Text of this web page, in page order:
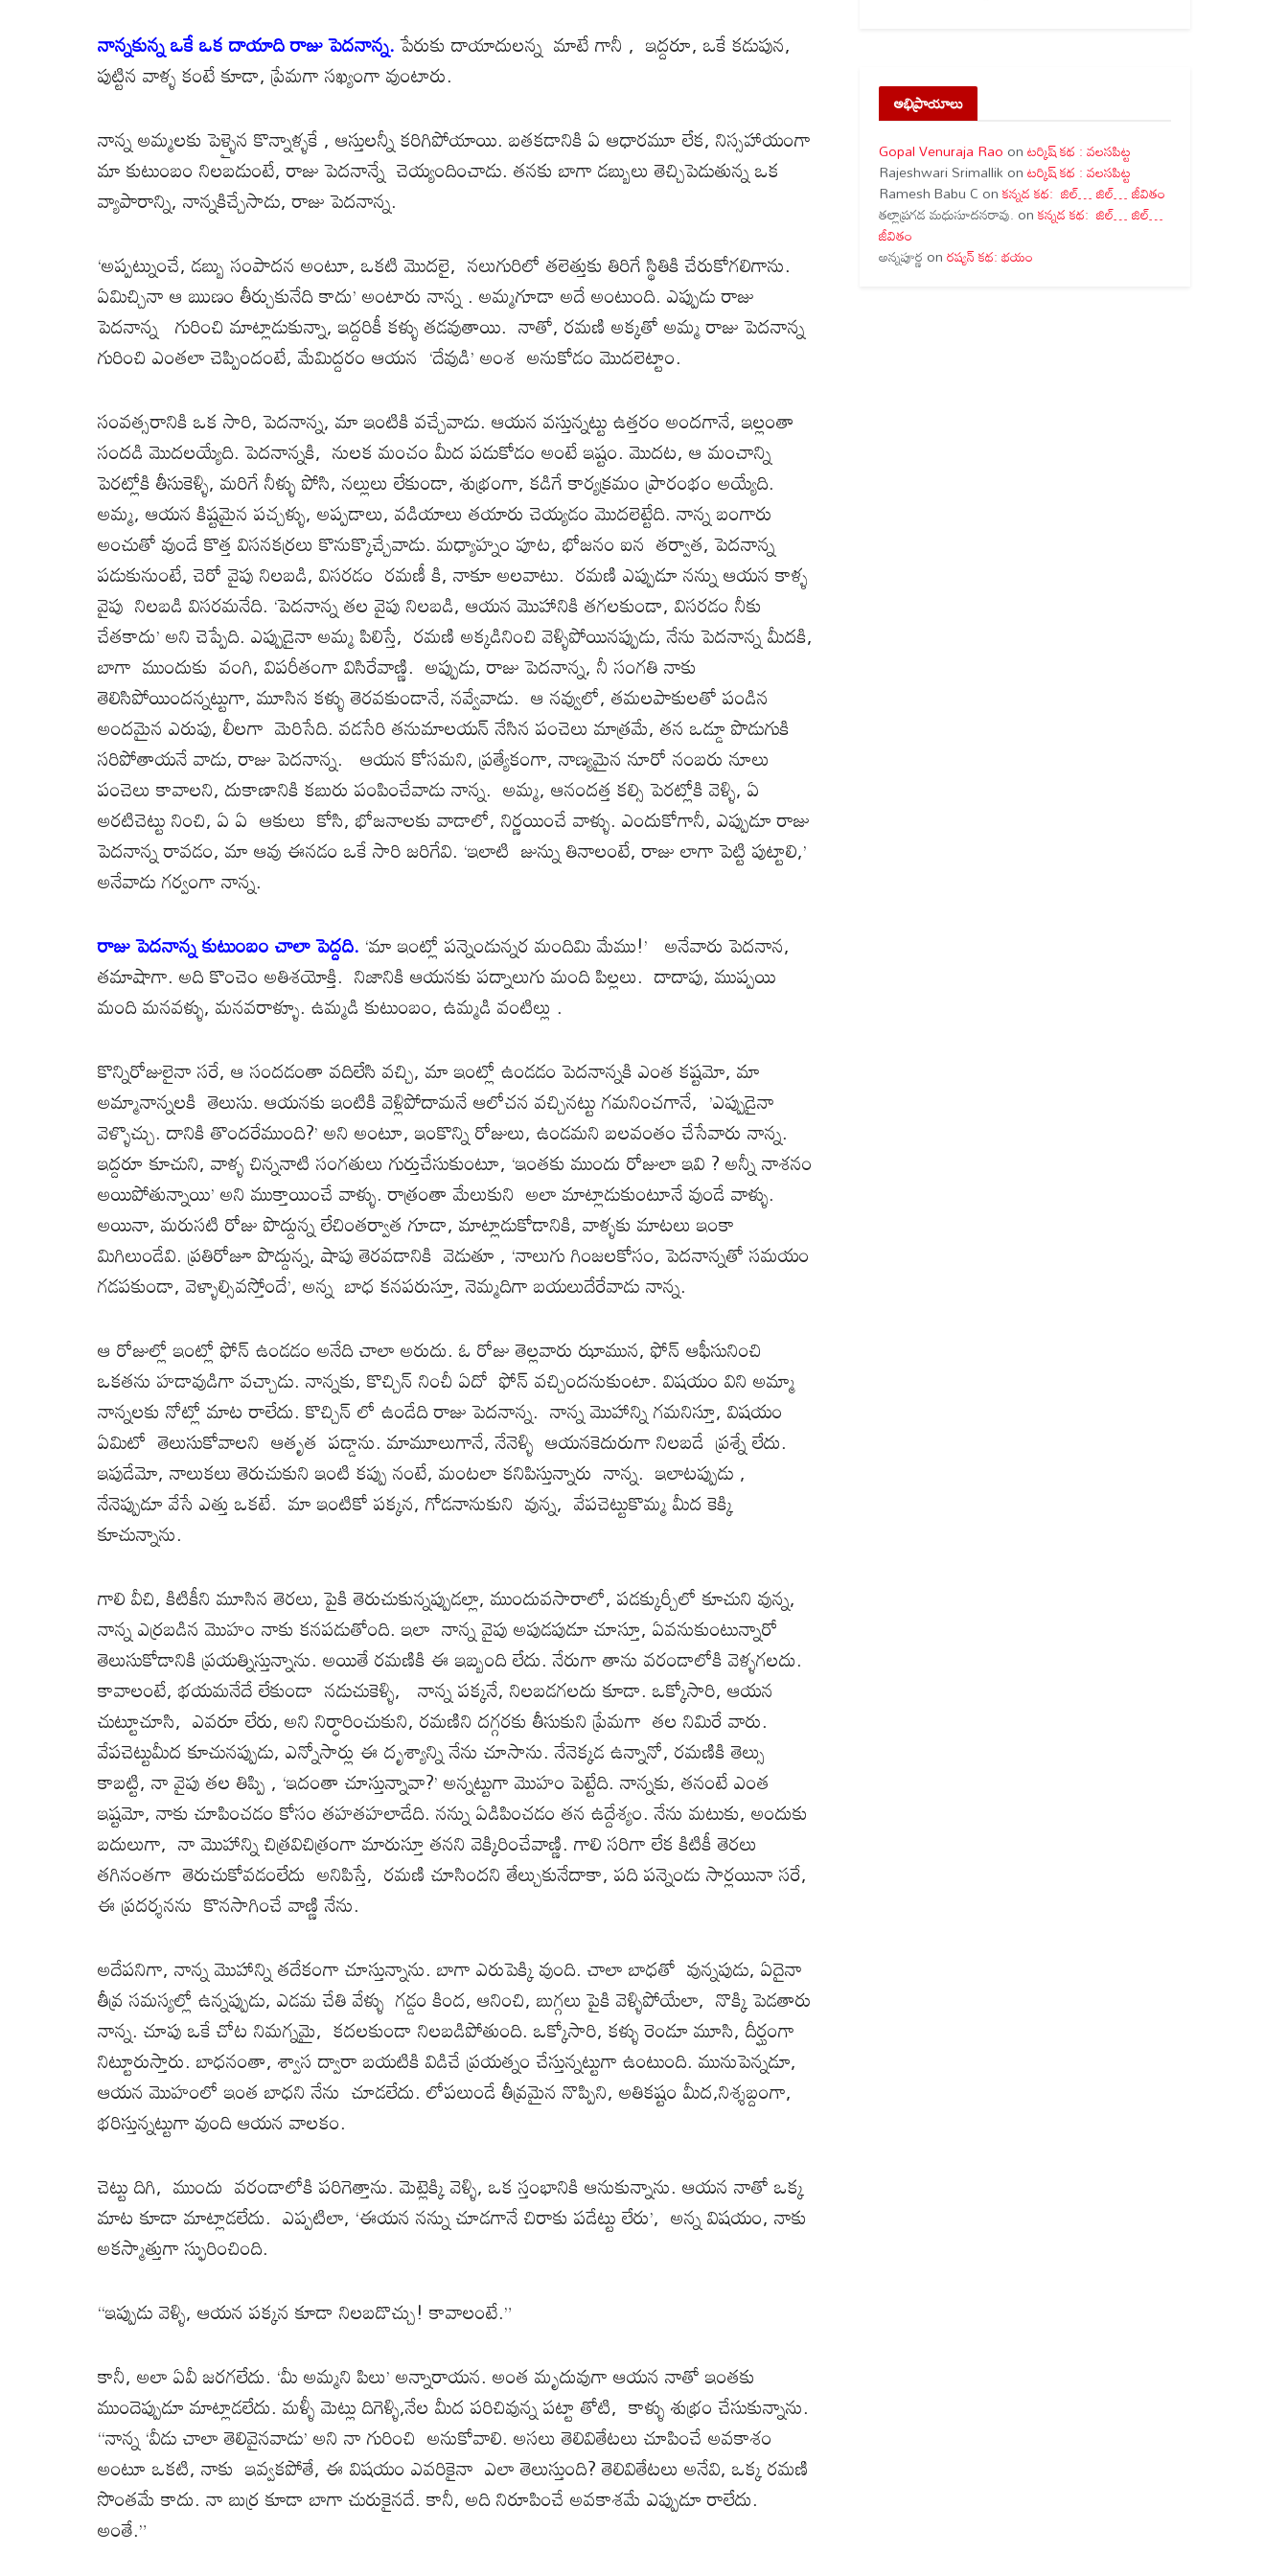
k p
నాన్నకున్న ఒకే ఒక దాయాది రాజు పెదనాన్న.పేరుకు దాయాదులన్న మాటే గానీ , ఇద్దరూ, ఒకే కడుపున,
పుట్టిన వాళ్ళ కంటే కూడా, ప్రేమగా సఖ్యంగా వుంటారు.
నాన్న అమ్మలకు పెళ్ళైన కొన్నాళ్ళకే , ఆస్తులన్నీ కరిగిపోయాయి. బతకడానికి ఏ ఆధారమూ లేక, నిస్సహాయంగా
మా కుటుంబం నిలబడుంటే, రాజు పెదనాన్నే చెయ్యందించాడు. తనకు బాగా డబ్బులు తెచ్చిపెడుతున్న ఒక
వ్యాపారాన్ని, నాన్నకిచ్చేసాడు, రాజు పెదనాన్న.
‘అప్పట్నుంచే, డబ్బు సంపాదన అంటూ, ఒకటి మొదలై, నలుగురిలో తలెత్తుకు తిరిగే స్థితికి చేరుకోగలిగాను.
ఏమిచ్చినా ఆ ఋణం తీర్చుకునేది కాదు’ అంటారు నాన్న . అమ్మగూడా అదే అంటుంది. ఎప్పుడు రాజు
పెదనాన్న గురించి మాట్లాడుకున్నా, ఇద్దరికీ కళ్ళు తడవుతాయి. నాతో, రమణి అక్కతో అమ్మ రాజు పెదనాన్న
గురించి ఎంతలా చెప్పిందంటే, మేమిద్దరం ఆయన ‘దేవుడి’ అంశ అనుకోడం మొదలెట్టాం.
సంవత్సరానికి ఒక సారి, పెదనాన్న, మా ఇంటికి వచ్చేవాడు. ఆయన వస్తున్నట్టు ఉత్తరం అందగానే, ఇల్లంతా
సందడి మొదలయ్యేది. పెదనాన్నకి, నులక మంచం మీద పడుకోడం అంటే ఇష్టం. మొదట, ఆ మంచాన్ని
పెరట్లోకి తీసుకెళ్ళి, మరిగే నీళ్ళు పోసి, నల్లులు లేకుండా, శుభ్రంగా, కడిగే కార్యక్రమం ప్రారంభం అయ్యేది.
అమ్మ, ఆయన కిష్టమైన పచ్చళ్ళు, అప్పడాలు, వడియాలు తయారు చెయ్యడం మొదలెట్టేది. నాన్న బంగారు
అంచుతో వుండే కొత్త విసనకర్రలు కొనుక్కొచ్చేవాడు. మధ్యాహ్నం పూట, భోజనం ఐన తర్వాత, పెదనాన్న
పడుకునుంటే, చెరో వైపు నిలబడి, విసరడం రమణీ కి, నాకూ అలవాటు. రమణి ఎప్పుడూ నన్ను ఆయన కాళ్ళ
వైపు నిలబడి విసరమనేది. ‘పెదనాన్న తల వైపు నిలబడి, ఆయన మొహానికి తగలకుండా, విసరడం నీకు
చేతకాదు’ అని చెప్పేది. ఎప్పుడైనా అమ్మ పిలిస్తే, రమణి అక్కడినించి వెళ్ళిపోయినప్పుడు, నేను పెదనాన్న మీదకి,
బాగా ముందుకు వంగి, విపరీతంగా విసిరేవాణ్ణి. అప్పుడు, రాజు పెదనాన్న, నీ సంగతి నాకు
తెలిసిపోయిందన్నట్టుగా, మూసిన కళ్ళు తెరవకుండానే, నవ్వేవాడు. ఆ నవ్వులో, తమలపాకులతో పండిన
అందమైన ఎరుపు, లీలగా మెరిసేది. వడసేరి తనుమాలయన్ నేసిన పంచెలు మాత్రమే, తన ఒడ్డూ పొడుగుకి
సరిపోతాయనే వాడు, రాజు పెదనాన్న. ఆయన కోసమని, ప్రత్యేకంగా, నాణ్యమైన నూరో నంబరు నూలు
పంచెలు కావాలని, దుకాణానికి కబురు పంపించేవాడు నాన్న. అమ్మ, ఆనందత్త కల్సి పెరట్లోకి వెళ్ళి, ఏ
అరటిచెట్టు నించి, ఏ ఏ ఆకులు కోసి, భోజనాలకు వాడాలో, నిర్ణయించే వాళ్ళు. ఎందుకోగానీ, ఎప్పుడూ రాజు
పెదనాన్న రావడం, మా ఆవు ఈనడం ఒకే సారి జరిగేవి. ‘ఇలాటి జున్ను తినాలంటే, రాజు లాగా పెట్టి పుట్టాలి,’
అనేవాడు గర్వంగా నాన్న.
రాజు పెదనాన్న కుటుంబం చాలా పెద్దది. ‘మా ఇంట్లో పన్నెండున్నర మందిమి మేము!’ అనేవారు పెదనాన,
తమాషాగా. అది కొంచెం అతిశయోక్తి. నిజానికి ఆయనకు పద్నాలుగు మంది పిల్లలు. దాదాపు, ముప్పయి
మంది మనవళ్ళు, మనవరాళ్ళూ. ఉమ్మడి కుటుంబం, ఉమ్మడి వంటిల్లు .
కొన్నిరోజులైనా సరే, ఆ సందడంతా వదిలేసి వచ్చి, మా ఇంట్లో ఉండడం పెదనాన్నకి ఎంత కష్టమో, మా
అమ్మానాన్నలకి తెలుసు. ఆయనకు ఇంటికి వెళ్లిపోదామనే ఆలోచన వచ్చినట్టు గమనించగానే, ’ఎప్పుడైనా
వెళ్ళొచ్చు. దానికి తొందరేముంది?’ అని అంటూ, ఇంకొన్ని రోజులు, ఉండమని బలవంతం చేసేవారు నాన్న.
ఇద్దరూ కూచుని, వాళ్ళ చిన్ననాటి సంగతులు గుర్తుచేసుకుంటూ, ‘ఇంతకు ముందు రోజులా ఇవి ? అన్నీ నాశనం
అయిపోతున్నాయి’ అని ముక్తాయించే వాళ్ళు. రాత్రంతా మేలుకుని అలా మాట్లాడుకుంటూనే వుండే వాళ్ళు.
అయినా, మరుసటి రోజు పొద్దున్న లేచింతర్వాత గూడా, మాట్లాడుకోడానికి, వాళ్ళకు మాటలు ఇంకా
మిగిలుండేవి. ప్రతిరోజూ పొద్దున్న, షాపు తెరవడానికి వెడుతూ , ‘నాలుగు గింజలకోసం, పెదనాన్నతో సమయం
గడపకుండా, వెళ్ళాల్సివస్తోందే’, అన్న బాధ కనపరుస్తూ, నెమ్మదిగా బయలుదేరేవాడు నాన్న.
ఆ రోజుల్లో ఇంట్లో ఫోన్ ఉండడం అనేది చాలా అరుదు. ఓ రోజు తెల్లవారు ఝామున, ఫోన్ ఆఫీసునించి
ఒకతను హడావుడిగా వచ్చాడు. నాన్నకు, కొచ్చిన్ నించీ ఏదో ఫోన్ వచ్చిందనుకుంటా. విషయం విని అమ్మా
నాన్నలకు నోట్లో మాట రాలేదు. కొచ్చిన్ లో ఉండేది రాజు పెదనాన్న. నాన్న మొహాన్ని గమనిస్తూ, విషయం
ఏమిటో తెలుసుకోవాలని ఆతృత పడ్డాను. మామూలుగానే, నేనెళ్ళి ఆయనకెదురుగా నిలబడే ప్రశ్నే లేదు.
ఇపుడేమో, నాలుకలు తెరుచుకుని ఇంటి కప్పు నంటే, మంటలా కనిపిస్తున్నారు నాన్న. ఇలాటప్పుడు ,
నేనెప్పుడూ వేసే ఎత్తు ఒకటే. మా ఇంటికో పక్కన, గోడనానుకుని వున్న, వేపచెట్టుకొమ్మ మీద కెక్కి
కూచున్నాను.
గాలి వీచి, కిటికీని మూసిన తెరలు, పైకి తెరుచుకున్నప్పుడల్లా, ముందువసారాలో, పడక్కుర్చీలో కూచుని వున్న,
నాన్న ఎర్రబడిన మొహం నాకు కనపడుతోంది. ఇలా నాన్న వైపు అపుడపుడూ చూస్తూ, ఏవనుకుంటున్నారో
తెలుసుకోడానికి ప్రయత్నిస్తున్నాను. అయితే రమణికి ఈ ఇబ్బంది లేదు. నేరుగా తాను వరండాలోకి వెళ్ళగలదు.
కావాలంటే, భయమనేదే లేకుండా నడుచుకెళ్ళి, నాన్న పక్కనే, నిలబడగలదు కూడా. ఒక్కోసారి, ఆయన
చుట్టూచూసి, ఎవరూ లేరు, అని నిర్ధారించుకుని, రమణిని దగ్గరకు తీసుకుని ప్రేమగా తల నిమిరే వారు.
వేపచెట్టుమీద కూచునప్పుడు, ఎన్నోసార్లు ఈ దృశ్యాన్ని నేను చూసాను. నేనెక్కడ ఉన్నానో, రమణికి తెల్సు
కాబట్టి, నా వైపు తల తిప్పి , ‘ఇదంతా చూస్తున్నావా?’ అన్నట్టుగా మొహం పెట్టేది. నాన్నకు, తనంటే ఎంత
ఇష్టమో, నాకు చూపించడం కోసం తహతహలాడేది. నన్ను ఏడిపించడం తన ఉద్దేశ్యం. నేను మటుకు, అందుకు
బదులుగా, నా మొహాన్ని చిత్రవిచిత్రంగా మారుస్తూ తనని వెక్కిరించేవాణ్ణి. గాలి సరిగా లేక కిటికీ తెరలు
తగినంతగా తెరుచుకోవడంలేదు అనిపిస్తే, రమణి చూసిందని తేల్చుకునేదాకా, పది పన్నెండు సార్లయినా సరే,
ఈ ప్రదర్శనను కొనసాగించే వాణ్ణి నేను.
అదేపనిగా, నాన్న మొహాన్ని తదేకంగా చూస్తున్నాను. బాగా ఎరుపెక్కి వుంది. చాలా బాధతో వున్నపుడు, ఏదైనా
తీవ్ర సమస్యల్లో ఉన్నప్పుడు, ఎడమ చేతి వేళ్ళు గడ్డం కింద, ఆనించి, బుగ్గలు పైకి వెళ్ళిపోయేలా, నొక్కి పెడతారు
నాన్న. చూపు ఒకే చోట నిమగ్నమై, కదలకుండా నిలబడిపోతుంది. ఒక్కోసారి, కళ్ళు రెండూ మూసి, దీర్ఘంగా
నిట్టూరుస్తారు. బాధనంతా, శ్వాస ద్వారా బయటికి విడిచే ప్రయత్నం చేస్తున్నట్టుగా ఉంటుంది. మునుపెన్నడూ,
ఆయన మొహంలో ఇంత బాధని నేను చూడలేదు. లోపలుండే తీవ్రమైన నొప్పిని, అతికష్టం మీద,నిశ్శబ్దంగా,
భరిస్తున్నట్టుగా వుంది ఆయన వాలకం.
చెట్టు దిగి, ముందు వరండాలోకి పరిగెత్తాను. మెట్లెక్కి వెళ్ళి, ఒక స్తంభానికి ఆనుకున్నాను. ఆయన నాతో ఒక్క
మాట కూడా మాట్లాడలేదు. ఎప్పటిలా, ‘ఈయన నన్ను చూడగానే చిరాకు పడేట్టు లేరు’, అన్న విషయం, నాకు
అకస్మాత్తుగా స్ఫురించింది.
“ఇప్పుడు వెళ్ళి, ఆయన పక్కన కూడా నిలబడొచ్చు! కావాలంటే.”
కానీ, అలా ఏవీ జరగలేదు. ‘మీ అమ్మని పిలు’ అన్నారాయన. అంత మృదువుగా ఆయన నాతో ఇంతకు
ముందెప్పుడూ మాట్లాడలేదు. మళ్ళీ మెట్లు దిగెళ్ళి,నేల మీద పరిచివున్న పట్టా తోటి, కాళ్ళు శుభ్రం చేసుకున్నాను.
“నాన్న ‘వీడు చాలా తెలివైనవాడు’ అని నా గురించి అనుకోవాలి. అసలు తెలివితేటలు చూపించే అవకాశం
అంటూ ఒకటి, నాకు ఇవ్వకపోతే, ఈ విషయం ఎవరికైనా ఎలా తెలుస్తుంది? తెలివితేటలు అనేవి, ఒక్క రమణి
సొంతమే కాదు. నా బుర్ర కూడా బాగా చురుకైనదే. కానీ, అది నిరూపించే అవకాశమే ఎప్పుడూ రాలేదు.
అంతే.”
అభిప్రాయాలు
Gopal Venuraja Rao onటర్కిష్ కథ : వలసపిట్ట
Rajeshwari Srimallik onటర్కిష్ కథ : వలసపిట్ట
Ramesh Babu C onకన్నడ కథ: జిల్… జిల్… జీవితం
తల్లాప్రగడ మధుసూదనరావు. onకన్నడ కథ: జిల్… జిల్…
జీవితం
అన్నపూర్ణ onరష్యన్ కథ: భయం